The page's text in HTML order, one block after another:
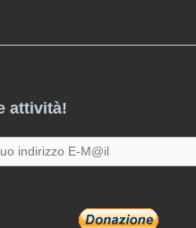
attività!